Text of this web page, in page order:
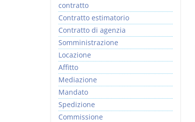
contratto
Contratto estimatorio
Contratto di agenzia
Somministrazione
Locazione
Affitto
Mediazione
Mandato
Spedizione
Commissione